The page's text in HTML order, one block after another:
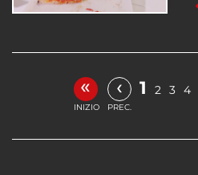
«
INIZIO
‹
PREC.
1 2 3 4